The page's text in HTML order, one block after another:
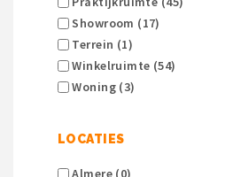
Showroom (17)
Terrein (1)
Winkelruimte (54)
Woning (3)
LOCATIES
Almere (0)